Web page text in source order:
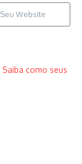
Saiba como seus